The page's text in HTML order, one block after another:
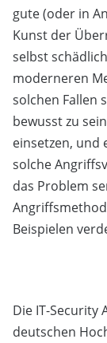
gute (oder in
Kunst der
selbst
moderneren
solchen Fallen
bewusst zu
einsetzen, und
solche
das Problem
Beispielen
Die IT-Security
deutschen